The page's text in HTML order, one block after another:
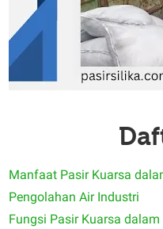
Manfaat Pasir Kuarsa
Pengolahan Air Industri
Fungsi Pasir Kuarsa